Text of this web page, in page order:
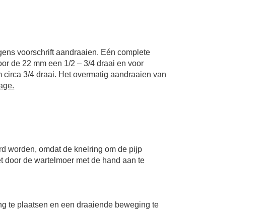
voorschrift aandraaien. Eén complete
de 22 mm een 1/2 – 3/4 draai en voor
circa 3/4 draai. Het overmatig aandraaien van
worden, omdat de knelring om de pijp
de wartelmoer met de hand aan te
te plaatsen en een draaiende beweging te